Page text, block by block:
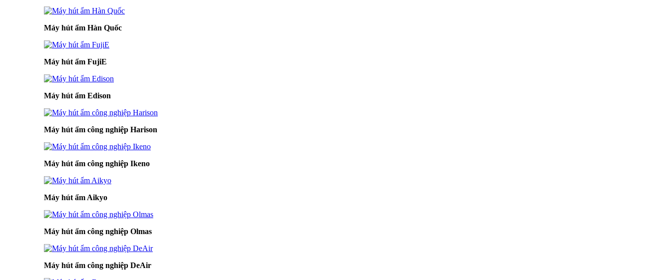
Máy hút ẩm Hàn Quốc
Máy hút ẩm FujiE
Máy hút ẩm Edison
Máy hút ẩm công nghiệp Harison
Máy hút ẩm công nghiệp Ikeno
Máy hút ẩm Aikyo
Máy hút ẩm công nghiệp Olmas
Máy hút ẩm công nghiệp DeAir